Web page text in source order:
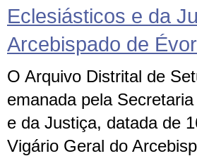
Eclesiásticos e da
Arcebispado de
O Arquivo Distrital de
emanada pela
e da Justiça, datada de
Vigário Geral do